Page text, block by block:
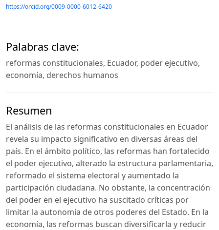
https://orcid.org/0009-0000-6012-6420
Palabras clave:
reformas constitucionales, Ecuador, poder ejecutivo,
economía, derechos humanos
Resumen
El análisis de las reformas constitucionales en Ecuador
revela su impacto significativo en diversas áreas del
país. En el ámbito político, las reformas han fortalecido
el poder ejecutivo, alterado la estructura parlamentaria,
reformado el sistema electoral y aumentado la
participación ciudadana. No obstante, la concentración
del poder en el ejecutivo ha suscitado críticas por
limitar la autonomía de otros poderes del Estado. En la
economía, las reformas buscan diversificarla y reducir